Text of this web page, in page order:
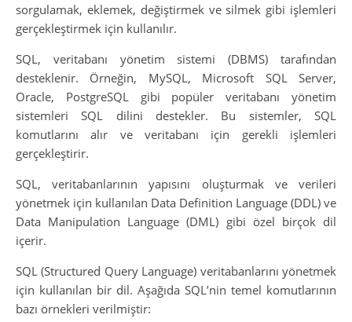
sorgulamak, eklemek, değiştirmek ve silmek gibi işlemleri
gerçekleştirmek için kullanılır.
SQL, veritabanı yönetim sistemi (DBMS) tarafından
desteklenir. Örneğin, MySQL, Microsoft SQL Server,
Oracle, PostgreSQL gibi popüler veritabanı yönetim
sistemleri SQL dilini destekler. Bu sistemler, SQL
komutlarını alır ve veritabanı için gerekli işlemleri
gerçekleştirir.
SQL, veritabanlarının yapısını oluşturmak ve verileri
yönetmek için kullanılan Data Definition Language (DDL) ve
Data Manipulation Language (DML) gibi özel birçok dil
içerir.
SQL (Structured Query Language) veritabanlarını yönetmek
için kullanılan bir dil. Aşağıda SQL’nin temel komutlarının
bazı örnekleri verilmiştir: